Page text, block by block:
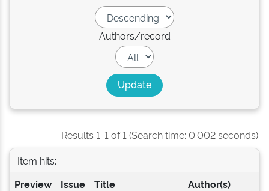
Authors/record
Results 1-1 of 1 (Search time: 0.002 seconds).
Item hits:
Preview
Issue
Title Author(s)